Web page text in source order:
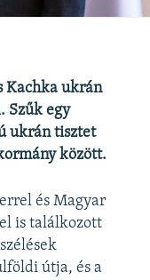
Kachka ukrán
Szűk egy
ukrán tisztet
között.
és Magyar
is találkozott
útja, és a